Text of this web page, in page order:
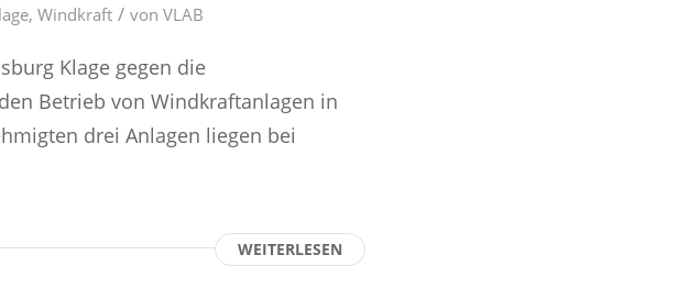
, Windkraft / von VLAB
Klage gegen die
Betrieb von Windkraftanlagen in
drei Anlagen liegen bei
WEITERLESEN